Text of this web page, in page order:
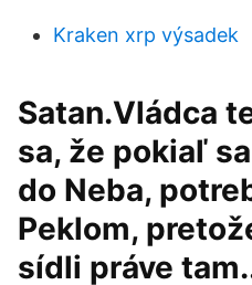
Kraken xrp výsadek
Satan.Vládca
sa, že pokiaľ
do Neba,
Peklom,
sídli práve